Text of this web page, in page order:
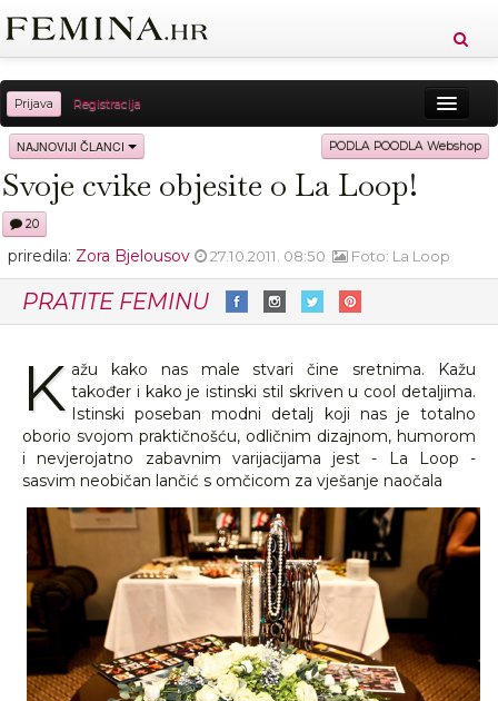
Prijava Registracija
Sreća Zdravlje Vitkost
Moda Ljubav Relax Putovanja Recepti
NAJNOVIJI ČLANCI PODLA POODLA Webshop
Svoje cvike objesite o La Loop!
20
priredila: Zora Bjelousov 27.10.2011. 08:50 Foto: La Loop
PRATITE FEMINU
K ažu kako nas male stvari čine sretnima. Kažu
također i kako je istinski stil skriven u cool detaljima.
Istinski poseban modni detalj koji nas je totalno
oborio svojom praktičnošću, odličnim dizajnom, humorom
i nevjerojatno zabavnim varijacijama jest - La Loop -
sasvim neobičan lančić s omčicom za vješanje naočala